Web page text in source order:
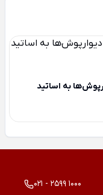
به اساتید
021 - 2599 1000